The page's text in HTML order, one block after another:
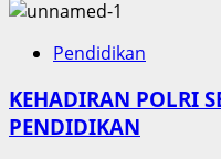
Pendidikan
KEHADIRAN POLRI
PENDIDIKAN